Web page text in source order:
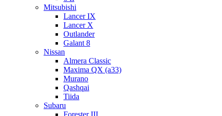
Mitsubishi
Lancer IX
Lancer X
Outlander
Galant 8
Nissan
Almera Classic
Maxima QX (a33)
Murano
Qashqai
Tiida
Subaru
Forester III